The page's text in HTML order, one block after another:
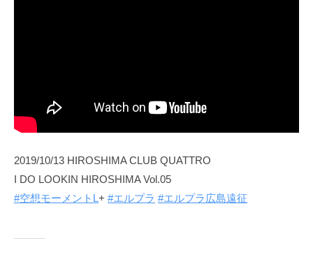
2019/10/13 HIROSHIMA CLUB QUATTRO
I DO LOOKIN HIROSHIMA Vol.05
#空想モーメントL+ #エルプラ #エルプラ広島遠征